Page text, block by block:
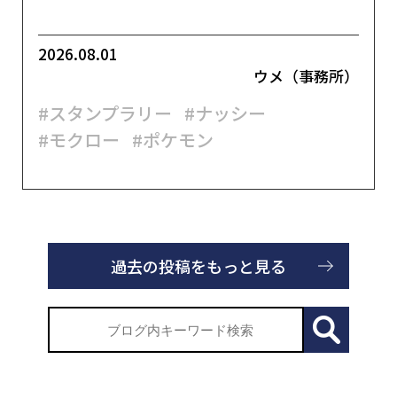
2026.08.01
ウメ（事務所）
#スタンプラリー #ナッシー
#モクロー #ポケモン
過去の投稿をもっと見る